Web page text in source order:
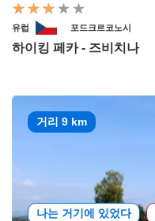
유럽 포드크르코노시
하이킹 페카 - 즈비치나
거리 9 km
나는 거기에 있었다